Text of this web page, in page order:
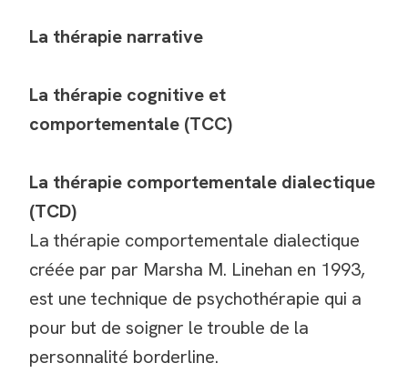
La thérapie narrative
La thérapie cognitive et
comportementale (TCC)
La thérapie comportementale dialectique
(TCD)
La thérapie comportementale dialectique
créée par par Marsha M. Linehan en 1993,
est une technique de psychothérapie qui a
pour but de soigner le trouble de la
personnalité borderline.